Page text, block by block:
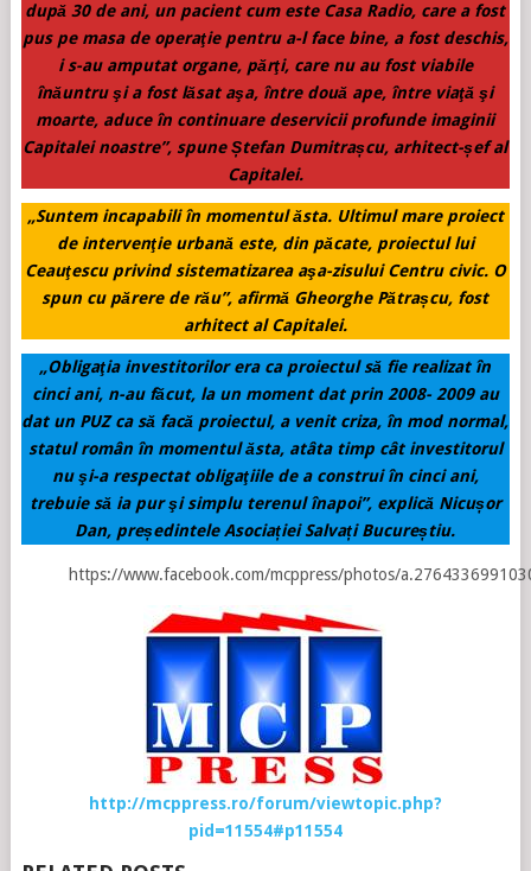
după 30 de ani, un pacient cum este Casa Radio, care a fost
pus pe masa de operaţie pentru a-l face bine, a fost deschis,
i s-au amputat organe, părţi, care nu au fost viabile
înăuntru şi a fost lăsat aşa, între două ape, între viaţă şi
moarte, aduce în continuare deservicii profunde imaginii
Capitalei noastre”, spune Ștefan Dumitrașcu, arhitect-șef al
Capitalei.
„Suntem incapabili în momentul ăsta. Ultimul mare proiect
de intervenţie urbană este, din păcate, proiectul lui
Ceauţescu privind sistematizarea aşa-zisului Centru civic. O
spun cu părere de rău”, afirmă Gheorghe Pătrașcu, fost
arhitect al Capitalei.
„Obligaţia investitorilor era ca proiectul să fie realizat în
cinci ani, n-au făcut, la un moment dat prin 2008- 2009 au
dat un PUZ ca să facă proiectul, a venit criza, în mod normal,
statul român în momentul ăsta, atâta timp cât investitorul
nu şi-a respectat obligaţiile de a construi în cinci ani,
trebuie să ia pur şi simplu terenul înapoi”, explică Nicușor
Dan, președintele Asociației Salvați Bucureștiu.
https://www.facebook.com/mcppress/photos/
http://mcppress.ro/forum/viewtopic.php?
pid=11554#p11554